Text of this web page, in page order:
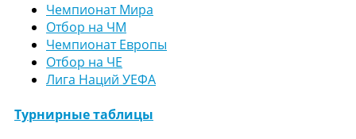
Чемпионат Мира
Отбор на ЧМ
Чемпионат Европы
Отбор на ЧЕ
Лига Наций УЕФА
Турнирные таблицы